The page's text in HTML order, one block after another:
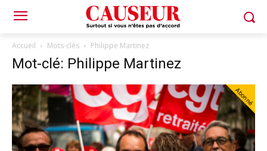
Accueil Mots-clés Philippe Martinez
Mot-clé: Philippe Martinez
Abonné